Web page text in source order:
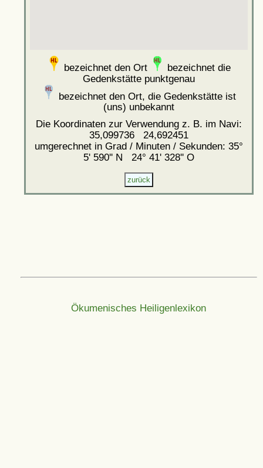
bezeichnet den Ort
bezeichnet die
Gedenkstätte punktgenau
bezeichnet den Ort, die Gedenkstätte ist
(uns) unbekannt
Die Koordinaten zur Verwendung z. B. im Navi:
35,099736 24,692451
umgerechnet in Grad / Minuten / Sekunden: 35°
5' 590'' N 24° 41' 328'' O
Ökumenisches Heiligenlexikon